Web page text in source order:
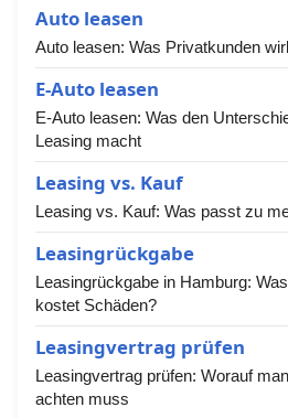
Auto leasen
Auto leasen: Was Privatkunden
E-Auto leasen
E-Auto leasen: Was den
Leasing macht
Leasing vs. Kauf
Leasing vs. Kauf: Was passt zu
Leasingrückgabe
Leasingrückgabe in Hamburg:
kostet Schäden?
Leasingvertrag prüfen
Leasingvertrag prüfen: Worauf
achten muss